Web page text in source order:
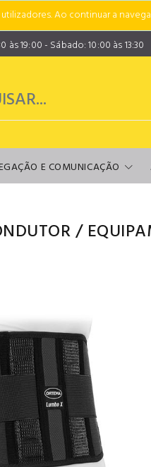
Ao continuar a
às 19:00 - Sábado: 10:00 às 13:30
E COMUNICAÇÃO
/